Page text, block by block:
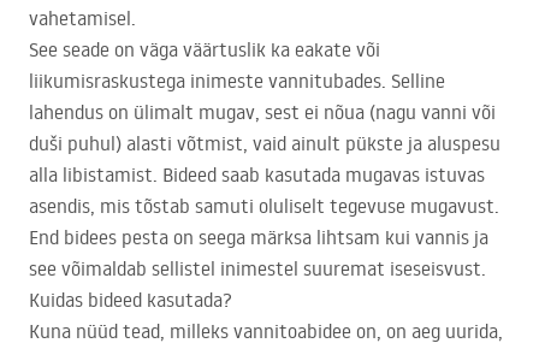
vahetamisel.
See seade on väga väärtuslik ka eakate või
liikumisraskustega inimeste vannitubades. Selline
lahendus on ülimalt mugav, sest ei nõua (nagu vanni või
duši puhul) alasti võtmist, vaid ainult pükste ja aluspesu
alla libistamist. Bideed saab kasutada mugavas istuvas
asendis, mis tõstab samuti oluliselt tegevuse mugavust.
End bidees pesta on seega märksa lihtsam kui vannis ja
see võimaldab sellistel inimestel suuremat iseseisvust.
Kuidas bideed kasutada?
Kuna nüüd tead, milleks vannitoabidee on, on aeg uurida,